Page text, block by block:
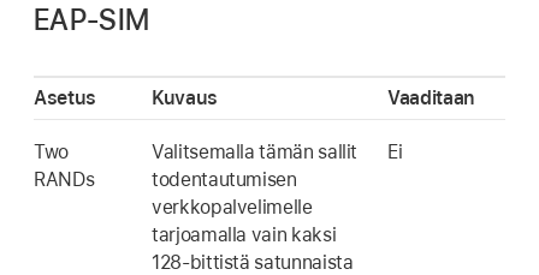
EAP-SIM
Asetus Kuvaus Vaaditaan
Two
RANDs
Valitsemalla tämän sallit
todentautumisen
verkkopalvelimelle
tarjoamalla vain kaksi
128-bittistä satunnaista
Ei